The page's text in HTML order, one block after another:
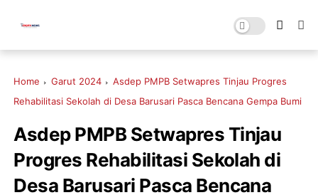
Home Garut 2024
Asdep PMPB Setwapres Tinjau Progres
Rehabilitasi Sekolah di Desa Barusari Pasca Bencana Gempa Bumi
Asdep PMPB Setwapres Tinjau
Progres Rehabilitasi Sekolah di
Desa Barusari Pasca Bencana